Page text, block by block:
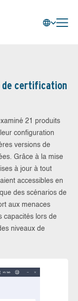
de certification
21 produits
configuration
versions de
Grâce à la mise
à jour à tout
accessibles en
des scénarios de
aux menaces
capacités lors de
niveaux de